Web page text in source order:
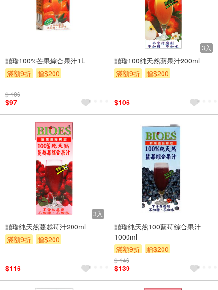
囍瑞100%芒果綜合果汁1L
滿額9折
贈$200
$ 106
$97
3入
囍瑞100純天然蘋果汁200ml
滿額9折
贈$200
$106
3入
囍瑞純天然蔓越莓汁200ml
滿額9折
贈$200
$116
囍瑞純天然100藍莓綜合果汁
1000ml
滿額9折
贈$200
$ 146
$139